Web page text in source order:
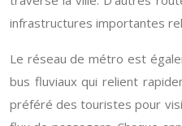
infrastructures importantes
Le réseau de métro est
bus fluviaux qui relient
préféré des touristes pour